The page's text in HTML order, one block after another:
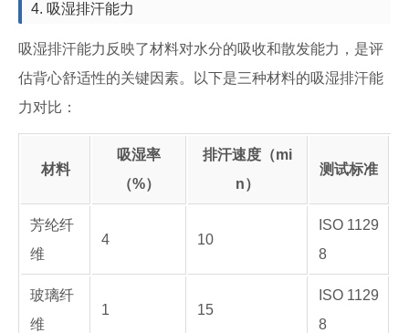
4. 吸湿排汗能力
吸湿排汗能力反映了材料对水分的吸收和散发能力，是评
估背心舒适性的关键因素。以下是三种材料的吸湿排汗能
力对比：
材料
吸湿率
（%）
排汗速度（mi
n）
测试标准
芳纶纤
维
4 10
ISO 1129
8
玻璃纤
维
1 15
ISO 1129
8